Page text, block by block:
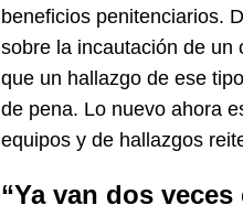
beneficios penitenciarios.
sobre la incautación de un
que un hallazgo de ese
de pena. Lo nuevo ahora
equipos y de hallazgos
“Ya van dos